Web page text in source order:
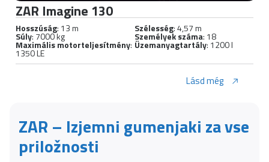
ZAR Imagine 130
Hosszúság: 13 m Szélesség: 4,57 m
Súly: 7000 kg Személyek száma: 18
Maximális motorteljesítmény:
1350 LE
Üzemanyagtartály: 1200 l
Lásd még
ZAR – Izjemni gumenjaki za vse
priložnosti